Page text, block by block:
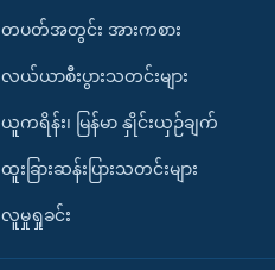
တပတ်အတွင်း အားကစား
လယ်ယာစီးပွားသတင်းများ
ယူကရိန်း၊ မြန်မာ နှိုင်းယှဉ်ချက်
ထူးခြားဆန်းပြားသတင်းများ
လူမှုရှုခင်း